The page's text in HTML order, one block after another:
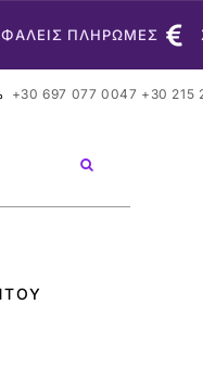
ΠΛΗΡΩΜΕΣ
+30 697 077 0047 +30 215